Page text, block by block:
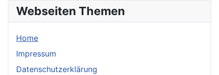
Webseiten Themen
Home
Impressum
Datenschutzerklärung